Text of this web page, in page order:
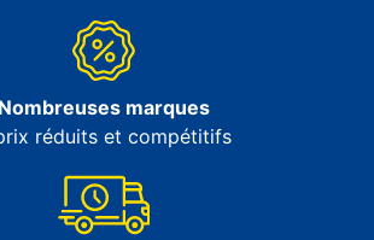
Nombreuses marques
réduits et compétitifs